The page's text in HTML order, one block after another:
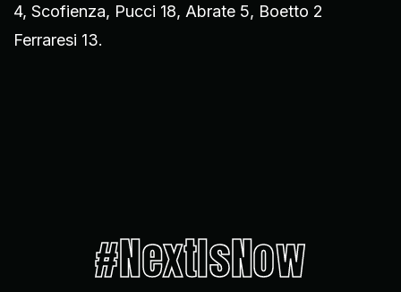
4, Scofienza, Pucci 18, Abrate 5, Boetto 2
Ferraresi 13.
#NextIsNow